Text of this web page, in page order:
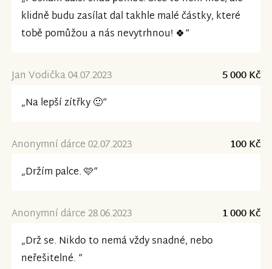
klidně budu zasílat dal takhle malé částky, které
tobě pomůžou a nás nevytrhnou! 🍀“
Jan Vodička 04.07.2023
5 000 Kč
„Na lepší zítřky 🙂“
Anonymní dárce 02.07.2023
100 Kč
„Držím palce. 🩷“
Anonymní dárce 28.06.2023
1 000 Kč
„Drž se. Nikdo to nemá vždy snadné, nebo
neřešitelné. “